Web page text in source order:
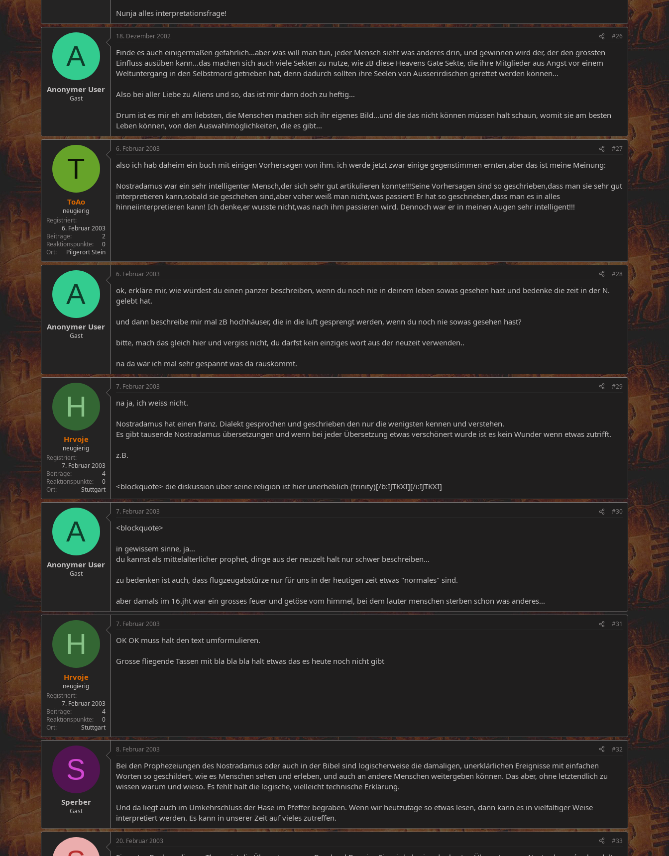
Nunja alles interpretationsfrage!
A
Anonymer User
Gast
18. Dezember 2002 #26
Finde es auch einigermaßen gefährlich...aber was will man tun, jeder Mensch sieht was anderes drin, und gewinnen wird der, der den grössten
Einfluss ausüben kann...das machen sich auch viele Sekten zu nutze, wie zB diese Heavens Gate Sekte, die ihre Mitglieder aus Angst vor einem
Weltuntergang in den Selbstmord getrieben hat, denn dadurch sollten ihre Seelen von Ausserirdischen gerettet werden können...
Also bei aller Liebe zu Aliens und so, das ist mir dann doch zu heftig...
Drum ist es mir eh am liebsten, die Menschen machen sich ihr eigenes Bild...und die das nicht können müssen halt schaun, womit sie am besten
Leben können, von den Auswahlmöglichkeiten, die es gibt...
T
ToAo
neugierig
Registriert
6. Februar 2003
Beiträge
2
Reaktionspunkte
0
Ort
Pilgerort Stein
6. Februar 2003 #27
also ich hab daheim ein buch mit einigen Vorhersagen von ihm. ich werde jetzt zwar einige gegenstimmen ernten,aber das ist meine Meinung:
Nostradamus war ein sehr intelligenter Mensch,der sich sehr gut artikulieren konnte!!!Seine Vorhersagen sind so geschrieben,dass man sie sehr gut
interpretieren kann,sobald sie geschehen sind,aber voher weiß man nicht,was passiert! Er hat so geschrieben,dass man es in alles
hinneiinterpretieren kann! Ich denke,er wusste nicht,was nach ihm passieren wird. Dennoch war er in meinen Augen sehr intelligent!!!
A
Anonymer User
Gast
6. Februar 2003 #28
ok, erkläre mir, wie würdest du einen panzer beschreiben, wenn du noch nie in deinem leben sowas gesehen hast und bedenke die zeit in der N.
gelebt hat.
und dann beschreibe mir mal zB hochhäuser, die in die luft gesprengt werden, wenn du noch nie sowas gesehen hast?
bitte, mach das gleich hier und vergiss nicht, du darfst kein einziges wort aus der neuzeit verwenden..
na da wär ich mal sehr gespannt was da rauskommt.
H
Hrvoje
neugierig
Registriert
7. Februar 2003
Beiträge
4
Reaktionspunkte
0
Ort
Stuttgart
7. Februar 2003 #29
na ja, ich weiss nicht.
Nostradamus hat einen franz. Dialekt gesprochen und geschrieben den nur die wenigsten kennen und verstehen.
Es gibt tausende Nostradamus übersetzungen und wenn bei jeder Übersetzung etwas verschönert wurde ist es kein Wunder wenn etwas zutrifft.
z.B.
<blockquote> die diskussion über seine religion ist hier unerheblich (trinity)[/b:IJTKXI][/i:IJTKXI]
A
Anonymer User
Gast
7. Februar 2003 #30
<blockquote>
in gewissem sinne, ja...
du kannst als mittelalterlicher prophet, dinge aus der neuzelt halt nur schwer beschreiben...
zu bedenken ist auch, dass flugzeugabstürze nur für uns in der heutigen zeit etwas "normales" sind.
aber damals im 16.jht war ein grosses feuer und getöse vom himmel, bei dem lauter menschen sterben schon was anderes...
H
Hrvoje
neugierig
Registriert
7. Februar 2003
Beiträge
4
Reaktionspunkte
0
Ort
Stuttgart
7. Februar 2003 #31
OK OK muss halt den text umformulieren.
Grosse fliegende Tassen mit bla bla bla halt etwas das es heute noch nicht gibt
S
Sperber
Gast
8. Februar 2003 #32
Bei den Prophezeiungen des Nostradamus oder auch in der Bibel sind logischerweise die damaligen, unerklärlichen Ereignisse mit einfachen
Worten so geschildert, wie es Menschen sehen und erleben, und auch an andere Menschen weitergeben können. Das aber, ohne letztendlich zu
wissen warum und wieso. Es fehlt halt die logische, vielleicht technische Erklärung.
Und da liegt auch im Umkehrschluss der Hase im Pfeffer begraben. Wenn wir heutzutage so etwas lesen, dann kann es in vielfältiger Weise
interpretiert werden. Es kann in unserer Zeit auf vieles zutreffen.
20. Februar 2003 #33